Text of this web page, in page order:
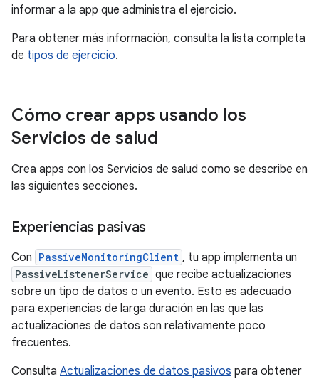
informar a la app que administra el ejercicio.
Para obtener más información, consulta la lista completa
de tipos de ejercicio.
Cómo crear apps usando los
Servicios de salud
Crea apps con los Servicios de salud como se describe en
las siguientes secciones.
Experiencias pasivas
Con PassiveMonitoringClient , tu app implementa un
PassiveListenerService que recibe actualizaciones
sobre un tipo de datos o un evento. Esto es adecuado
para experiencias de larga duración en las que las
actualizaciones de datos son relativamente poco
frecuentes.
Consulta Actualizaciones de datos pasivos para obtener